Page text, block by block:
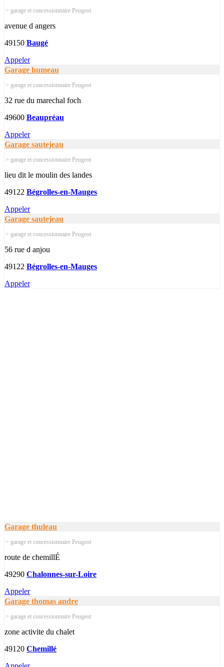
> garage et concessionnaire Peugeot
avenue d angers
49150 Baugé
Appeler
Garage humeau
> garage et concessionnaire Peugeot
32 rue du marechal foch
49600 Beaupréau
Appeler
Garage sautejeau
> garage et concessionnaire Peugeot
lieu dit le moulin des landes
49122 Bégrolles-en-Mauges
Appeler
Garage sautejeau
> garage et concessionnaire Peugeot
56 rue d anjou
49122 Bégrolles-en-Mauges
Appeler
Garage thuleau
> garage et concessionnaire Peugeot
route de chemillÉ
49290 Chalonnes-sur-Loire
Appeler
Garage thomas andre
> garage et concessionnaire Peugeot
zone activite du chalet
49120 Chemillé